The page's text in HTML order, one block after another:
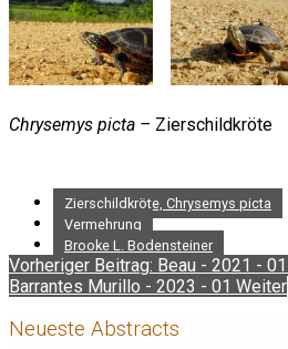
Chrysemys picta – Zierschildkröte
Zierschildkröte, Chrysemys picta
Vermehrung
Brooke L. Bodensteiner
Vorheriger Beitrag: Beau - 2021 - 01
Barrantes Murillo - 2023 - 01 Weiter
Neueste Abstracts